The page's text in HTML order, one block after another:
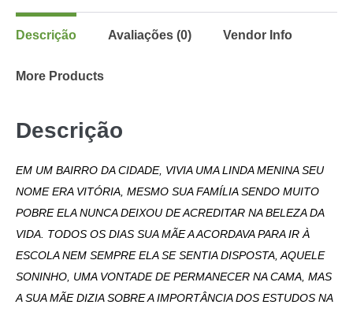
Descrição Avaliações (0) Vendor Info
More Products
Descrição
EM UM BAIRRO DA CIDADE, VIVIA UMA LINDA MENINA SEU
NOME ERA VITÓRIA, MESMO SUA FAMÍLIA SENDO MUITO
POBRE ELA NUNCA DEIXOU DE ACREDITAR NA BELEZA DA
VIDA. TODOS OS DIAS SUA MÃE A ACORDAVA PARA IR À
ESCOLA NEM SEMPRE ELA SE SENTIA DISPOSTA, AQUELE
SONINHO, UMA VONTADE DE PERMANECER NA CAMA, MAS
A SUA MÃE DIZIA SOBRE A IMPORTÂNCIA DOS ESTUDOS NA